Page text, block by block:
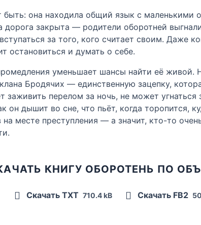
быть: она находила общий язык с
дорога закрыта — родители оборотней
за того, кого считает своим.
остановиться и думать о себе.
уменьшает шансы найти её живой.
Бродячих — единственную зацепку,
заживить перелом за ночь, не может
он дышит во сне, что пьёт, когда торопится,
месте преступления — а значит, кто-то
КНИГУ ОБОРОТЕНЬ ПО
Скачать TXT 710.4 kB Скачать FB2